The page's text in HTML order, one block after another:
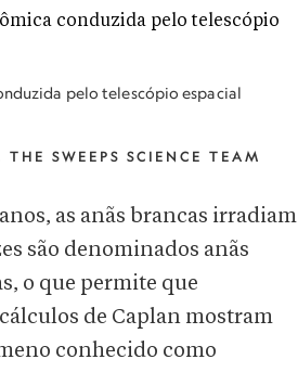
pelo telescópio espacial
SWEEPS SCIENCE TEAM
as anãs brancas irradiam
são denominados anãs
o que permite que
de Caplan mostram
conhecido como